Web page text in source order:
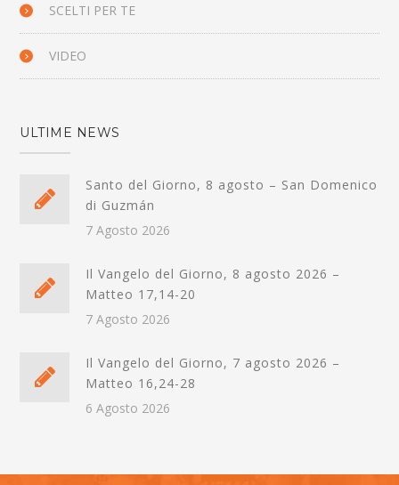
SCELTI PER TE
VIDEO
ULTIME NEWS
Santo del Giorno, 8 agosto – San Domenico
di Guzmán
7 Agosto 2026
Il Vangelo del Giorno, 8 agosto 2026 –
Matteo 17,14-20
7 Agosto 2026
Il Vangelo del Giorno, 7 agosto 2026 –
Matteo 16,24-28
6 Agosto 2026